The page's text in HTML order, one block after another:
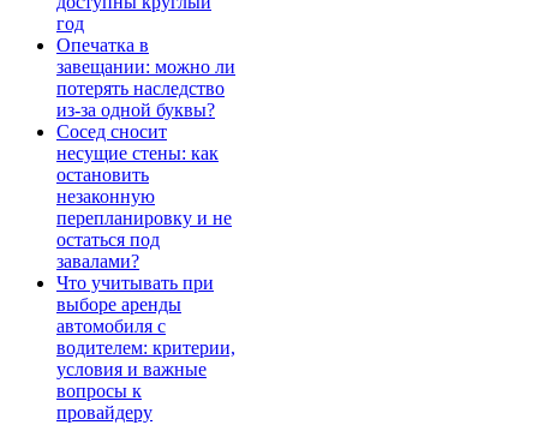
год
Опечатка в
завещании: можно ли
потерять наследство
из-за одной буквы?
Сосед сносит
несущие стены: как
остановить
незаконную
перепланировку и не
остаться под
завалами?
Что учитывать при
выборе аренды
автомобиля с
водителем: критерии,
условия и важные
вопросы к
провайдеру